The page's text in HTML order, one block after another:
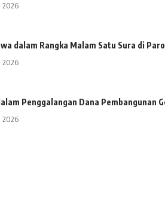
2026
dalam Rangka Malam Satu Sura di
2026
Penggalangan Dana Pembangunan
2026